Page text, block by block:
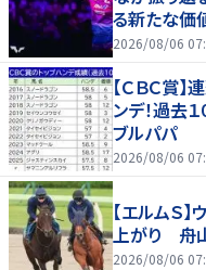
る新たな価
2026/08/06
【ＣＢＣ賞
ンデ！過去
ブルパパ
2026/08/06
【エルムＳ
上がり 舟山
2026/08/06